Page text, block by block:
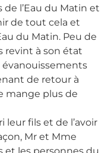
l’Eau du Matin et
de tout cela et
du Matin. Peu de
revint à son état
évanouissements
de retour à
mange plus de
leur fils et de l’avoir
Mr et Mme